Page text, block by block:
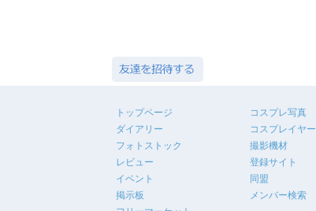
トップページ
ダイアリー
フォトストック
レビュー
イベント
掲示板
コスプレ写真
コスプレイヤー
撮影機材
登録サイト
同盟
メンバー検索